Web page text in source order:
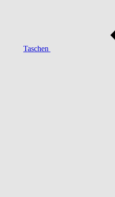
Taschen